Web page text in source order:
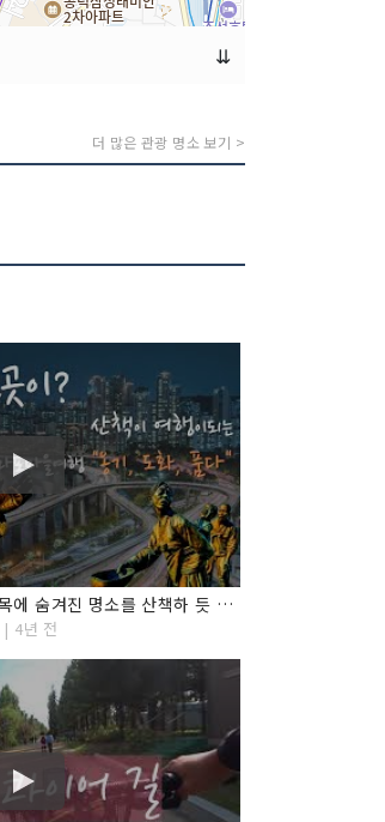
⇊
더 많은 관광 명소 보기 >
마포에 이런 곳이? 마포 골목에 숨겨진 명소를 산책하 듯 여행하는 마포 마을여행 "옹기, 도화, 품다"
4년 전